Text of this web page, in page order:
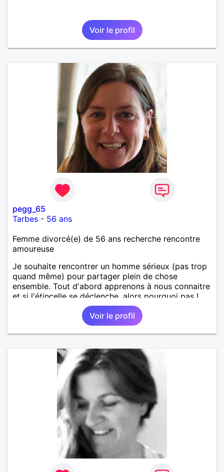
Voir le profil
pegg_65
Tarbes - 56 ans
Femme divorcé(e) de 56 ans recherche rencontre
amoureuse
Je souhaite rencontrer un homme sérieux (pas trop
quand même) pour partager plein de chose
ensemble. Tout d'abord apprenons à nous connaitre
et si l'étincelle se déclenche, alors pourquoi pas !
Voir le profil